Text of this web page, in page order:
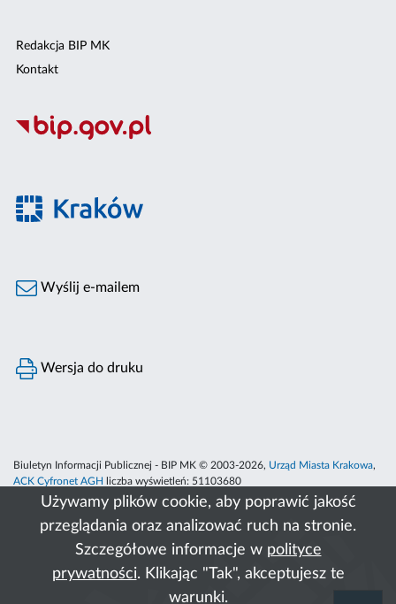
Używamy plików cookie, aby poprawić jakość
przeglądania oraz analizować ruch na stronie.
Szczegółowe informacje w polityce
prywatności. Klikając "Tak", akceptujesz te
warunki.
Redakcja BIP MK
Kontakt
Wyślij e-mailem
Wersja do druku
Biuletyn Informacji Publicznej - BIP MK © 2003-2026, Urząd Miasta Krakowa,
ACK Cyfronet AGH
liczba wyświetleń: 51103680